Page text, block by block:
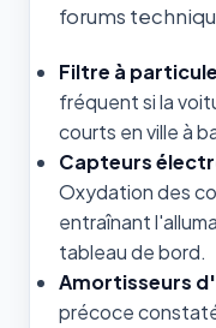
forums
Filtre à
fréquent si la
courts en ville à
Capteurs
Oxydation des
entraînant
tableau de bord.
Amortisseurs
précoce